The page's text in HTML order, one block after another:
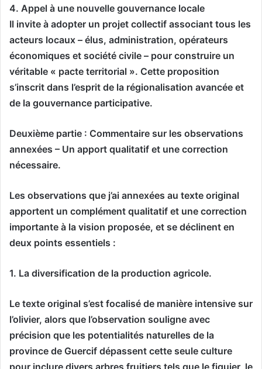
4. Appel à une nouvelle gouvernance locale
Il invite à adopter un projet collectif associant tous les
acteurs locaux – élus, administration, opérateurs
économiques et société civile – pour construire un
véritable « pacte territorial ». Cette proposition
s’inscrit dans l’esprit de la régionalisation avancée et
de la gouvernance participative.
Deuxième partie : Commentaire sur les observations
annexées – Un apport qualitatif et une correction
nécessaire.
Les observations que j’ai annexées au texte original
apportent un complément qualitatif et une correction
importante à la vision proposée, et se déclinent en
deux points essentiels :
1. La diversification de la production agricole.
Le texte original s’est focalisé de manière intensive sur
l’olivier, alors que l’observation souligne avec
précision que les potentialités naturelles de la
province de Guercif dépassent cette seule culture
pour inclure divers arbres fruitiers tels que le figuier, le